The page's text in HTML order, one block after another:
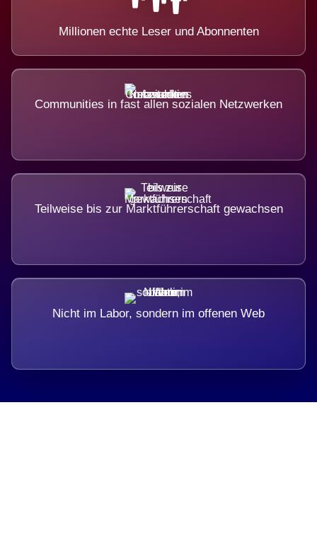
Millionen echte Leser und Abonnenten
Communities in fast allen sozialen Netzwerken
Teilweise bis zur Marktführerschaft gewachsen
Nicht im Labor, sondern im offenen Web